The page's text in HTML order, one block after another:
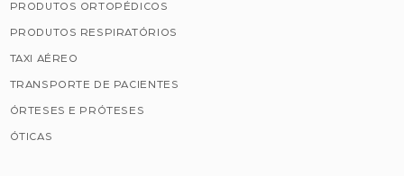
PRODUTOS ORTOPÉDICOS
PRODUTOS RESPIRATÓRIOS
TAXI AÉREO
TRANSPORTE DE PACIENTES
ÓRTESES E PRÓTESES
ÓTICAS